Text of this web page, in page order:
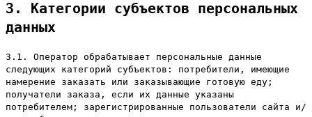
3. Категории субъектов персональных
данных
3.1. Оператор обрабатывает персональные данные
следующих категорий субъектов: потребители, имеющие
намерение заказать или заказывающие готовую еду;
получатели заказа, если их данные указаны
потребителем; зарегистрированные пользователи сайта и/